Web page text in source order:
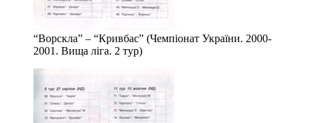
“Ворскла” – “Кривбас” (Чемпіонат України. 2000-
2001. Вища ліга. 2 тур)